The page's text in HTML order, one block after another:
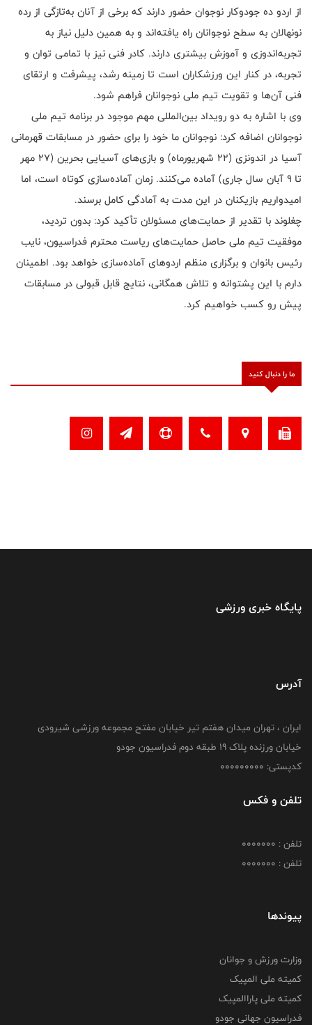
از اردو ده جودوکار نوجوان حضور دارند که برخی از آنان به‌تازگی از رده
نونهالان به سطح نوجوانان راه یافته‌اند و به همین دلیل نیاز به
تجربه‌اندوزی و آموزش بیشتری دارند. کادر فنی نیز با تمامی توان و
تجربه، در کنار این ورزشکاران است تا زمینه رشد، پیشرفت و ارتقای
فنی آن‌ها و تقویت تیم ملی نوجوانان فراهم شود.
وی با اشاره به دو رویداد بین‌المللی مهم موجود در برنامه تیم ملی
نوجوانان اضافه کرد: نوجوانان ما خود را برای حضور در مسابقات قهرمانی
آسیا در اندونزی (۲۲ شهریورماه) و بازی‌های آسیایی بحرین (۲۷ مهر
تا ۹ آبان سال جاری) آماده می‌کنند. زمان آماده‌سازی کوتاه است، اما
امیدواریم بازیکنان در این مدت به آمادگی کامل برسند.
چغلوند با تقدیر از حمایت‌های مسئولان تأکید کرد: بدون تردید،
موفقیت تیم ملی حاصل حمایت‌های ریاست محترم فدراسیون، نایب
رئیس بانوان و برگزاری منظم اردوهای آماده‌سازی خواهد بود. اطمینان
دارم با این پشتوانه و تلاش همگانی، نتایج قابل قبولی در مسابقات
پیش رو کسب خواهیم کرد.
ما را دنبال کنید
پایگاه خبری ورزشی
آدرس
ایران ، تهران میدان هفتم تیر خیابان مفتح مجموعه ورزشی شیرودی
خیابان ورزنده پلاک ۱۹ طبقه دوم فدراسیون جودو
کدپستی: 000000000
تلفن و فکس
تلفن : 0000000
تلفن : 0000000
پیوندها
وزارت ورزش و جوانان
کمیته ملی المپیک
کمیته ملی پاراالمپیک
فدراسیون جهانی جودو